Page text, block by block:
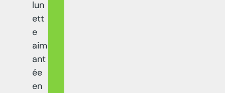
lun
ett
e
aim
ant
ée
en